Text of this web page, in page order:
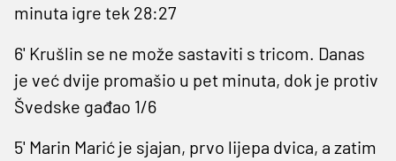
minuta igre tek 28:27
6' Krušlin se ne može sastaviti s tricom. Danas
je već dvije promašio u pet minuta, dok je protiv
Švedske gađao 1/6
5' Marin Marić je sjajan, prvo lijepa dvica, a zatim